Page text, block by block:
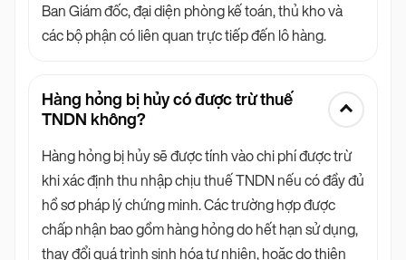
Ban Giám đốc, đại diện phòng kế toán, thủ kho và
các bộ phận có liên quan trực tiếp đến lô hàng.
Hàng hỏng bị hủy có được trừ thuế
TNDN không?
Hàng hỏng bị hủy sẽ được tính vào chi phí được trừ
khi xác định thu nhập chịu thuế TNDN nếu có đầy đủ
hồ sơ pháp lý chứng minh. Các trường hợp được
chấp nhận bao gồm hàng hỏng do hết hạn sử dụng,
thay đổi quá trình sinh hóa tự nhiên, hoặc do thiên